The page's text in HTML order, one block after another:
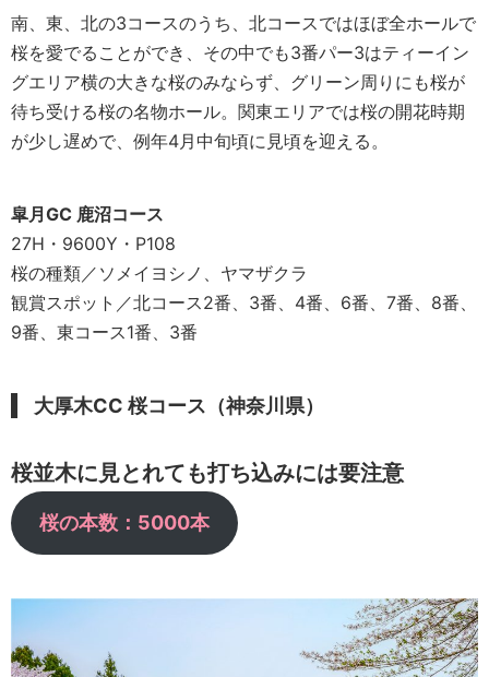
南、東、北の3コースのうち、北コースではほぼ全ホールで
桜を愛でることができ、その中でも3番パー3はティーイン
グエリア横の大きな桜のみならず、グリーン周りにも桜が
待ち受ける桜の名物ホール。関東エリアでは桜の開花時期
が少し遅めで、例年4月中旬頃に見頃を迎える。
皐月GC 鹿沼コース
27H・9600Y・P108
桜の種類／ソメイヨシノ、ヤマザクラ
観賞スポット／北コース2番、3番、4番、6番、7番、8番、
9番、東コース1番、3番
大厚木CC 桜コース（神奈川県）
桜並木に見とれても打ち込みには要注意
桜の本数：5000本